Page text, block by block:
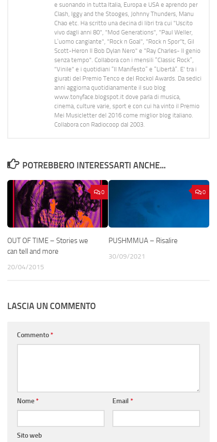
e suonando in tutta Italia, Europa e USA e aprendo per
Clash, Iggy and the Stooges, Johnny Thunders, Manu
Chao etc. Ha scritto una decina di libri tra cui "Uscito
vivo dagli anni 80", "Mod Generations", "Paul Weller,
L’uomo cangiante", "Rock n Goal", "Rock n Spor"t, Gil
Scott-Heron Il Bob Dylan Nero" e "Ray Charles- Il genio
senza tempo". Collabora con i mensili “Classic Rock”,
"Vinile" e i quotidiani “Il Manifesto” e “Libertà”. E' tra i
giurati del Premio Tenco e del Rockol Awards. Da sedici
anni aggiorna quotidianamente il suo blog
www.tonyface.blogspot.it dove parla di musica,
cinema, culture varie, sport e con cui ha vinto il Premio
Mei Musicletter del 2016 come miglior blog italiano.
Collabora con Radiocoop dal 2003.
POTREBBERO INTERESSARTI ANCHE...
0
OUT OF TIME – Stories we
can tell and more
20/04/2015
0
PUSHMMUA – Risalire
30/09/2021
LASCIA UN COMMENTO
Commento*
Nome* Email *
Sito web